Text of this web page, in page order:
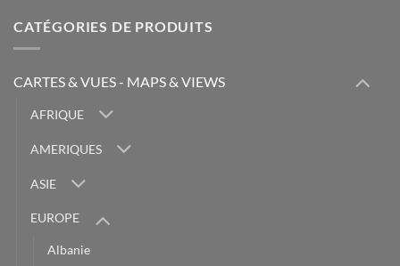
CATÉGORIES DE PRODUITS
CARTES & VUES - MAPS & VIEWS
AFRIQUE
AMERIQUES
ASIE
EUROPE
Albanie